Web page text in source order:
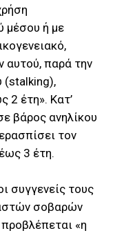
μέσου ή με
αυτού, παρά την
(stalking),
2 έτη». Κατ’
βάρος ανηλίκου
τον
3 έτη.
συγγενείς τους
σοβαρών
«η